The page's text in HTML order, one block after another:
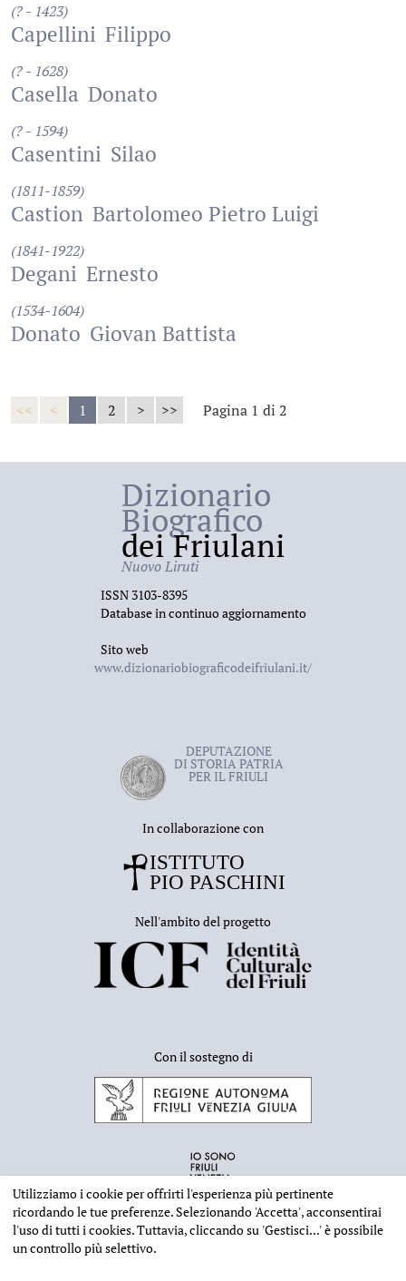
(? - 1423)
Capellini Filippo
(? - 1628)
Casella Donato
(? - 1594)
Casentini Silao
(1811-1859)
Castion Bartolomeo Pietro Luigi
(1841-1922)
Degani Ernesto
(1534-1604)
Donato Giovan Battista
<< < 1 2 > >> Pagina 1 di 2
Dizionario
Biografico
dei Friulani
Nuovo Liruti
ISSN 3103-8395
Database in continuo aggiornamento
Sito web
www.dizionariobiograficodeifriulani.it/
DEPUTAZIONE
DI STORIA PATRIA
PER IL FRIULI
In collaborazione con
Nell'ambito del progetto
Con il sostegno di
Utilizziamo i cookie per offrirti l'esperienza più pertinente
ricordando le tue preferenze. Selezionando 'Accetta', acconsentirai
l'uso di tutti i cookies. Tuttavia, cliccando su 'Gestisci...'è possibile
un controllo più selettivo.